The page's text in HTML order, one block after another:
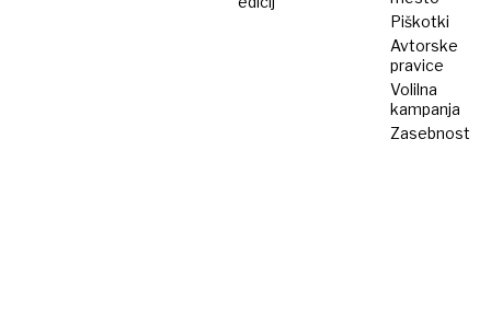
Piškotki
Avtorske
pravice
Volilna
kampanja
Zasebnost